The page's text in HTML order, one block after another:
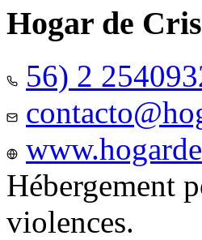
Hogar de
56) 2
Hébergement
violences.